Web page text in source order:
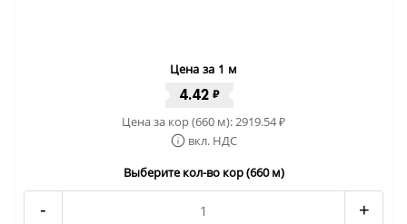
Цена за 1 м
4.42 ₽
Цена за кор (660 м):2919.54₽
вкл. НДС
Выберите кол-во кор (660 м)
- +